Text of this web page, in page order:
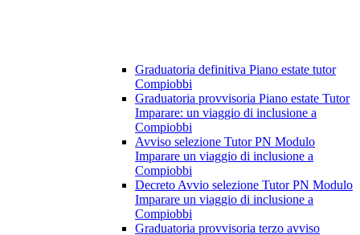
Graduatoria definitiva Piano estate tutor
Compiobbi
Graduatoria provvisoria Piano estate Tutor
Imparare: un viaggio di inclusione a
Compiobbi
Avviso selezione Tutor PN Modulo
Imparare un viaggio di inclusione a
Compiobbi
Decreto Avvio selezione Tutor PN Modulo
Imparare un viaggio di inclusione a
Compiobbi
Graduatoria provvisoria terzo avviso